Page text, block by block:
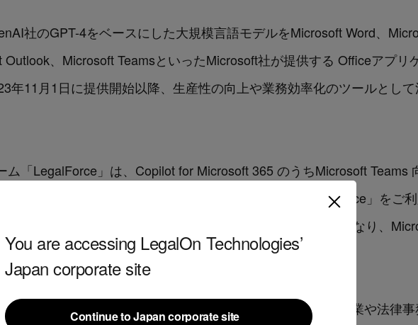
You are accessing LegalOn Technologies’
Japan corporate site
Continue to Japan corporate site
社のGPT-4をベースにした大規模言語モデルをMicrosoft Word、
、Microsoft TeamsといったMicrosoft社が提供する Officeアプリ
年11月1日に提供開始以降、生産性の向上や業務効率化のツールとし
「LegalForce」は、Copilot for Microsoft 365 のうちMicrosoft Teams
します。これにより、Copilot for Microsoft 365と「LegalForce」をご
ち上げることなく、契約レビューやひな形の検索が可能になり、
きるようになります。
も弁護士の法務知見と最新のテクノロジーを組み合わせ、企業や法律